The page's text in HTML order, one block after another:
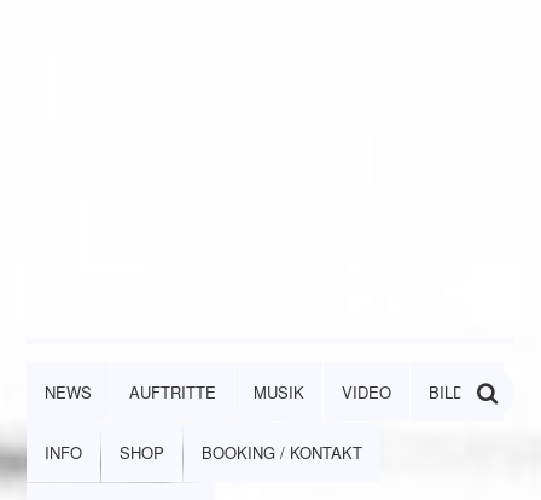
NEWS AUFTRITTE MUSIK VIDEO BILDER
INFO SHOP BOOKING / KONTAKT